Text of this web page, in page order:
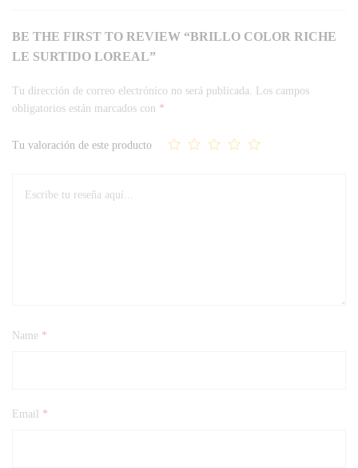
BE THE FIRST TO REVIEW “BRILLO COLOR RICHE
LE SURTIDO LOREAL”
Tu dirección de correo electrónico no será publicada.
Los campos
obligatorios están marcados con *
Tu valoración de este producto
Name *
Email *